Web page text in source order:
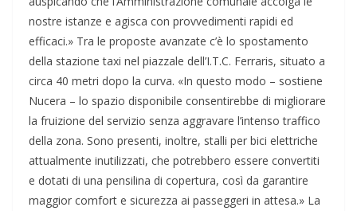
nostre istanze e agisca con provvedimenti rapidi ed
efficaci.» Tra le proposte avanzate c’è lo spostamento
della stazione taxi nel piazzale dell’I.T.C. Ferraris, situato a
circa 40 metri dopo la curva. «In questo modo – sostiene
Nucera – lo spazio disponibile consentirebbe di migliorare
la fruizione del servizio senza aggravare l’intenso traffico
della zona. Sono presenti, inoltre, stalli per bici elettriche
attualmente inutilizzati, che potrebbero essere convertiti
e dotati di una pensilina di copertura, così da garantire
maggior comfort e sicurezza ai passeggeri in attesa.» La